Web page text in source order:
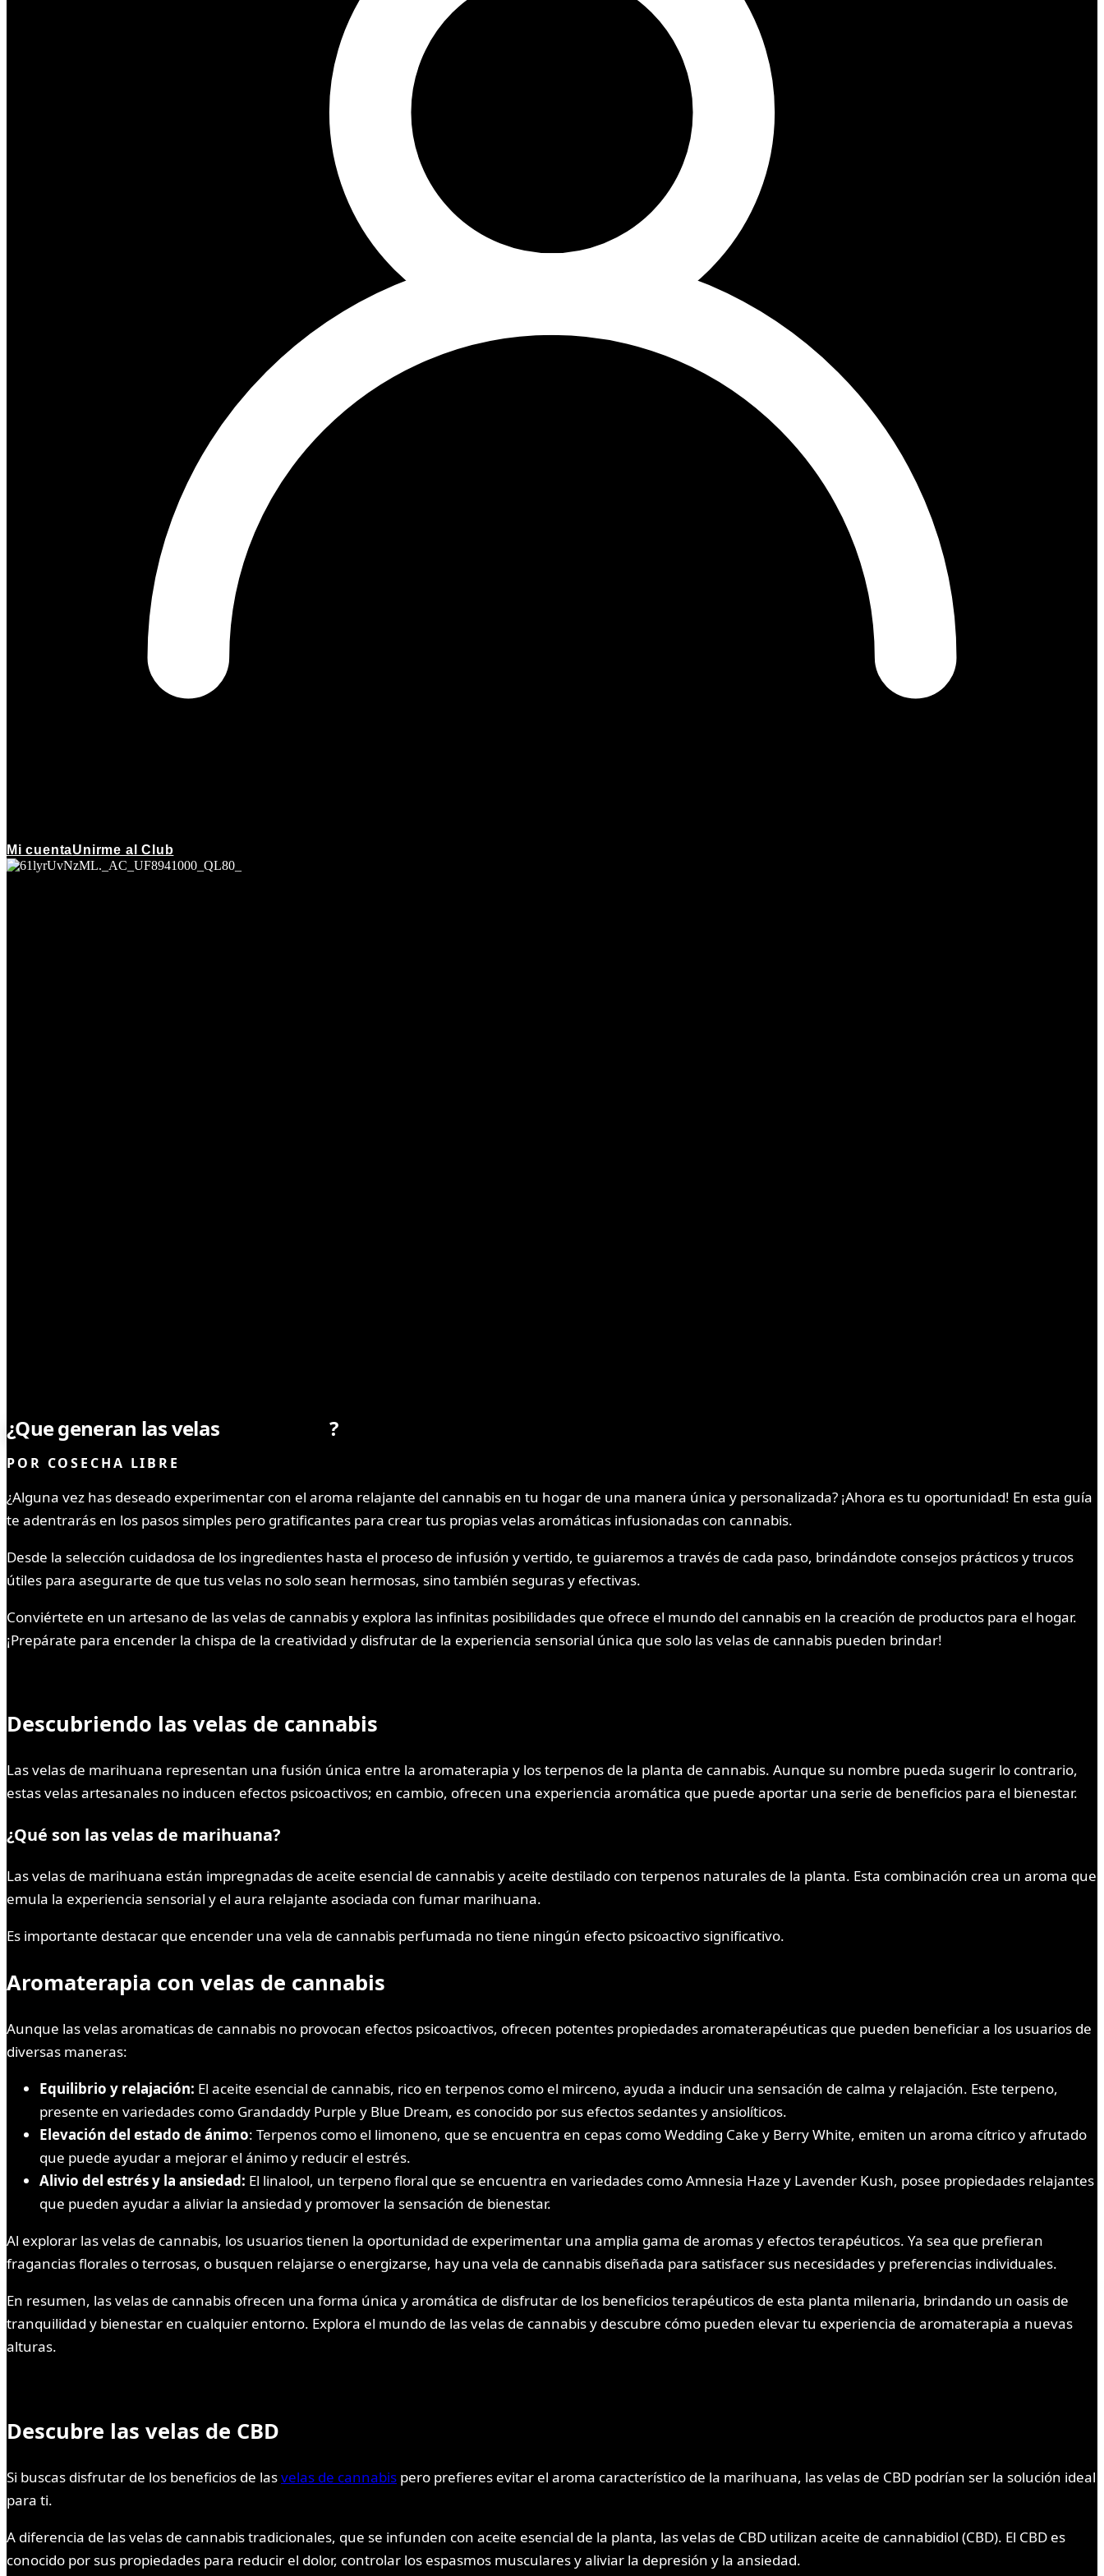
Mi cuentaUnirme al Club
¿Que generan las velas aromaticas?
POR COSECHA LIBRE
¿Alguna vez has deseado experimentar con el aroma relajante del cannabis en tu hogar de una manera única y personalizada? ¡Ahora es tu oportunidad! En esta guía
te adentrarás en los pasos simples pero gratificantes para crear tus propias velas aromáticas infusionadas con cannabis.
Desde la selección cuidadosa de los ingredientes hasta el proceso de infusión y vertido, te guiaremos a través de cada paso, brindándote consejos prácticos y trucos
útiles para asegurarte de que tus velas no solo sean hermosas, sino también seguras y efectivas.
Conviértete en un artesano de las velas de cannabis y explora las infinitas posibilidades que ofrece el mundo del cannabis en la creación de productos para el hogar.
¡Prepárate para encender la chispa de la creatividad y disfrutar de la experiencia sensorial única que solo las velas de cannabis pueden brindar!
Descubriendo las velas de cannabis
Las velas de marihuana representan una fusión única entre la aromaterapia y los terpenos de la planta de cannabis. Aunque su nombre pueda sugerir lo contrario,
estas velas artesanales no inducen efectos psicoactivos; en cambio, ofrecen una experiencia aromática que puede aportar una serie de beneficios para el bienestar.
¿Qué son las velas de marihuana?
Las velas de marihuana están impregnadas de aceite esencial de cannabis y aceite destilado con terpenos naturales de la planta. Esta combinación crea un aroma que
emula la experiencia sensorial y el aura relajante asociada con fumar marihuana.
Es importante destacar que encender una vela de cannabis perfumada no tiene ningún efecto psicoactivo significativo.
Aromaterapia con velas de cannabis
Aunque las velas aromaticas de cannabis no provocan efectos psicoactivos, ofrecen potentes propiedades aromaterapéuticas que pueden beneficiar a los usuarios de
diversas maneras:
Equilibrio y relajación: El aceite esencial de cannabis, rico en terpenos como el mirceno, ayuda a inducir una sensación de calma y relajación. Este terpeno,
presente en variedades como Grandaddy Purple y Blue Dream, es conocido por sus efectos sedantes y ansiolíticos.
Elevación del estado de ánimo: Terpenos como el limoneno, que se encuentra en cepas como Wedding Cake y Berry White, emiten un aroma cítrico y afrutado
que puede ayudar a mejorar el ánimo y reducir el estrés.
Alivio del estrés y la ansiedad: El linalool, un terpeno floral que se encuentra en variedades como Amnesia Haze y Lavender Kush, posee propiedades relajantes
que pueden ayudar a aliviar la ansiedad y promover la sensación de bienestar.
Al explorar las velas de cannabis, los usuarios tienen la oportunidad de experimentar una amplia gama de aromas y efectos terapéuticos. Ya sea que prefieran
fragancias florales o terrosas, o busquen relajarse o energizarse, hay una vela de cannabis diseñada para satisfacer sus necesidades y preferencias individuales.
En resumen, las velas de cannabis ofrecen una forma única y aromática de disfrutar de los beneficios terapéuticos de esta planta milenaria, brindando un oasis de
tranquilidad y bienestar en cualquier entorno. Explora el mundo de las velas de cannabis y descubre cómo pueden elevar tu experiencia de aromaterapia a nuevas
alturas.
Descubre las velas de CBD
Si buscas disfrutar de los beneficios de lasvelas de cannabis pero prefieres evitar el aroma característico de la marihuana, las velas de CBD podrían ser la solución ideal
para ti.
A diferencia de las velas de cannabis tradicionales, que se infunden con aceite esencial de la planta, las velas de CBD utilizan aceite de cannabidiol (CBD). El CBD es
conocido por sus propiedades para reducir el dolor, controlar los espasmos musculares y aliviar la depresión y la ansiedad.